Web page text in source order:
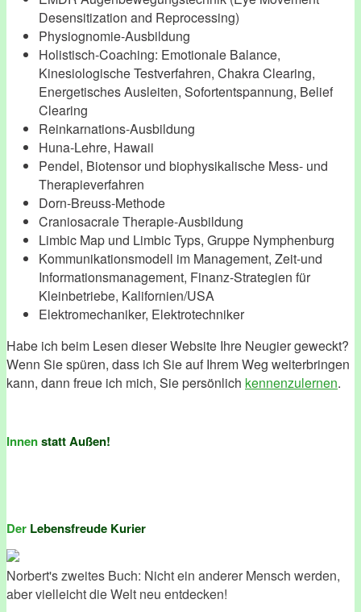
Desensitization and Reprocessing)
Physiognomie-Ausbildung
Holistisch-Coaching: Emotionale Balance,
Kinesiologische Testverfahren, Chakra Clearing,
Energetisches Ausleiten, Sofortentspannung, Belief
Clearing
Reinkarnations-Ausbildung
Huna-Lehre, Hawaii
Pendel, Biotensor und biophysikalische Mess- und
Therapieverfahren
Dorn-Breuss-Methode
Craniosacrale Therapie-Ausbildung
Limbic Map und Limbic Typs, Gruppe Nymphenburg
Kommunikationsmodell im Management, Zeit-und
Informationsmanagement, Finanz-Strategien für
Kleinbetriebe, Kalifornien/USA
Elektromechaniker, Elektrotechniker
Habe ich beim Lesen dieser Website Ihre Neugier geweckt?
Wenn Sie spüren, dass ich Sie auf Ihrem Weg weiterbringen
kann, dann freue ich mich, Sie persönlich kennenzulernen.
Innenstatt Außen!
Der Lebensfreude Kurier
Norbert's zweites Buch: Nicht ein anderer Mensch werden,
aber vielleicht die Welt neu entdecken!